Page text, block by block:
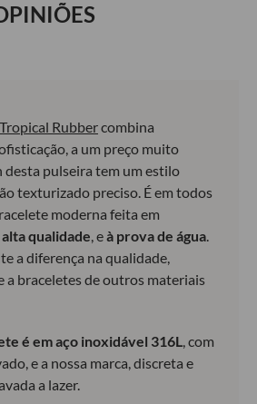
Rubbercombina
a um preço muito
desta pulseira tem um estilo
texturizado preciso. É em todos
moderna feita em
qualidade, eà prova de água.
a diferença na qualidade,
a braceletes de outros materiais
é em aço inoxidável 316L, com
e a nossa marca, discreta e
a lazer.